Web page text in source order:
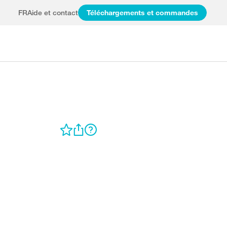
FRAide et contact Téléchargements et commandes